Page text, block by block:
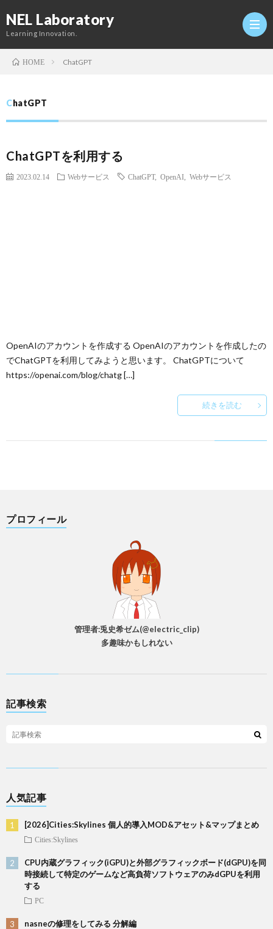
NEL Laboratory
Learning Innovation.
研
HOME ChatGPT
ChatGPT
ChatGPTを利用する
2023.02.14 Webサービス ChatGPT, OpenAI Webサービス
OpenAIのアカウントを作成する OpenAIのアカウントを作成したの
でChatGPTを利用してみようと思います。 ChatGPTについて
https://openai.com/blog/chatg […]
続きを読む
プロフィール
管理者:兎史希ゼム(@electric_clip)
多趣味かもしれない
記事検索
人気記事
[2026]Cities:Skylines 個人的導入MOD&アセット&マップまとめ
Cities:Skylines
CPU内蔵グラフィック(iGPU)と外部グラフィックボード(dGPU)を同
時接続して特定のゲームなど高負荷ソフトウェアのみdGPUを利用
する
PC
nasneの修理をしてみる 分解編